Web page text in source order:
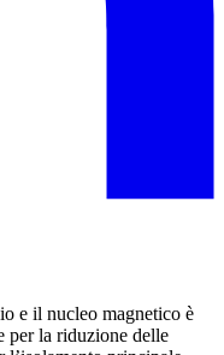
e il nucleo magnetico è
per la riduzione delle